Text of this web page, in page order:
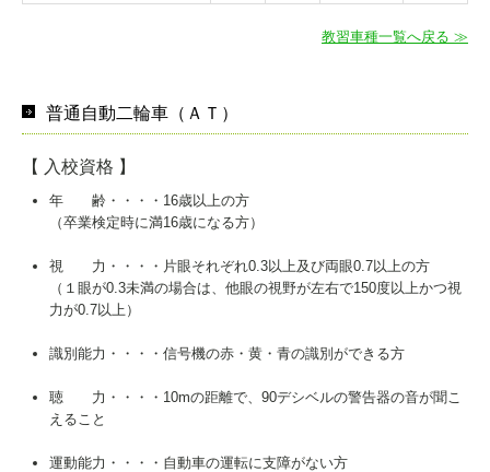
教習車種一覧へ戻る ≫
普通自動二輪車（ＡＴ）
【 入校資格 】
年 齢・・・・16歳以上の方
（卒業検定時に満16歳になる方）
視 力・・・・片眼それぞれ0.3以上及び両眼0.7以上の方
（１眼が0.3未満の場合は、他眼の視野が左右で150度以上かつ視
力が0.7以上）
識別能力・・・・信号機の赤・黄・青の識別ができる方
聴 力・・・・10mの距離で、90デシベルの警告器の音が聞こ
えること
運動能力・・・・自動車の運転に支障がない方